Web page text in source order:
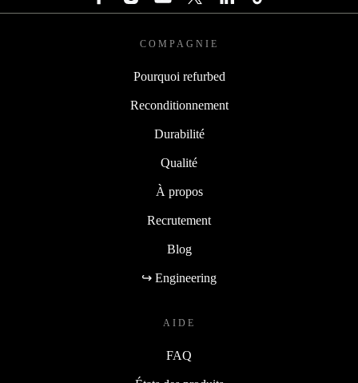
COMPAGNIE
Pourquoi refurbed
Reconditionnement
Durabilité
Qualité
À propos
Recrutement
Blog
↪ Engineering
AIDE
FAQ